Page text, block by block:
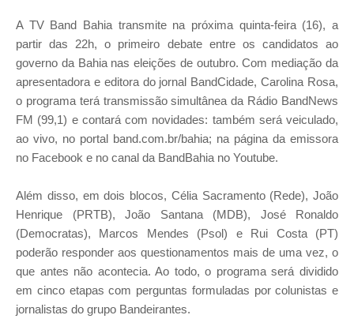
A TV Band Bahia transmite na próxima quinta-feira (16), a
partir das 22h, o primeiro debate entre os candidatos ao
governo da Bahia nas eleições de outubro. Com mediação da
apresentadora e editora do jornal BandCidade, Carolina Rosa,
o programa terá transmissão simultânea da Rádio BandNews
FM (99,1) e contará com novidades: também será veiculado,
ao vivo, no portal band.com.br/bahia; na página da emissora
no Facebook e no canal da BandBahia no Youtube.
Além disso, em dois blocos, Célia Sacramento (Rede), João
Henrique (PRTB), João Santana (MDB), José Ronaldo
(Democratas), Marcos Mendes (Psol) e Rui Costa (PT)
poderão responder aos questionamentos mais de uma vez, o
que antes não acontecia. Ao todo, o programa será dividido
em cinco etapas com perguntas formuladas por colunistas e
jornalistas do grupo Bandeirantes.